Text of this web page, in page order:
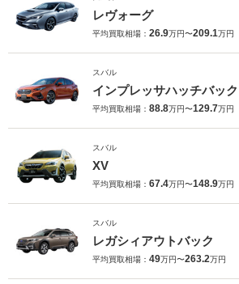
レヴォーグ
平均買取相場： 26.9万円〜209.1万円
スバル
インプレッサハッチバック
平均買取相場： 88.8万円〜129.7万円
スバル
XV
平均買取相場： 67.4万円〜148.9万円
スバル
レガシィアウトバック
平均買取相場： 49万円〜263.2万円